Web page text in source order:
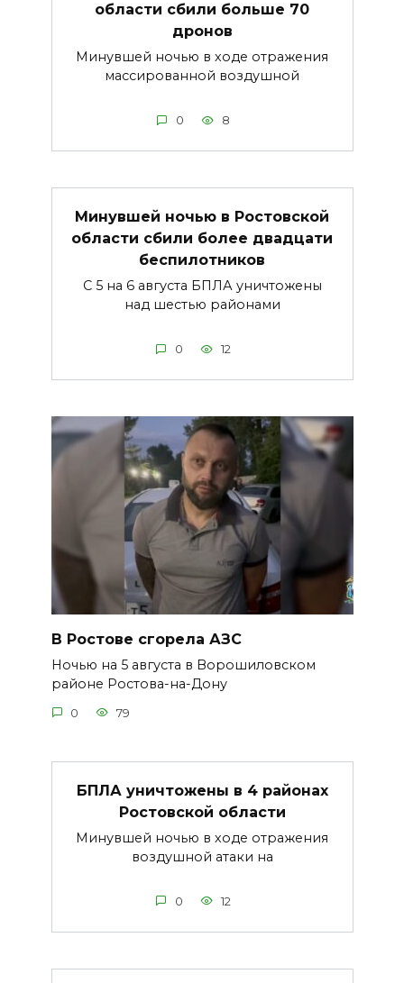
области сбили больше 70
дронов
Минувшей ночью в ходе отражения
массированной воздушной
0 8
Минувшей ночью в Ростовской
области сбили более двадцати
беспилотников
С 5 на 6 августа БПЛА уничтожены
над шестью районами
0 12
В Ростове сгорела АЗС
Ночью на 5 августа в Ворошиловском
районе Ростова-на-Дону
0 79
БПЛА уничтожены в 4 районах
Ростовской области
Минувшей ночью в ходе отражения
воздушной атаки на
0 12